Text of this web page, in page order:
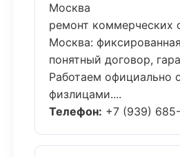
Москва
ремонт коммерческих
Москва:
понятный договор,
Работаем официально
физлицами....
Телефон: +7 (939)